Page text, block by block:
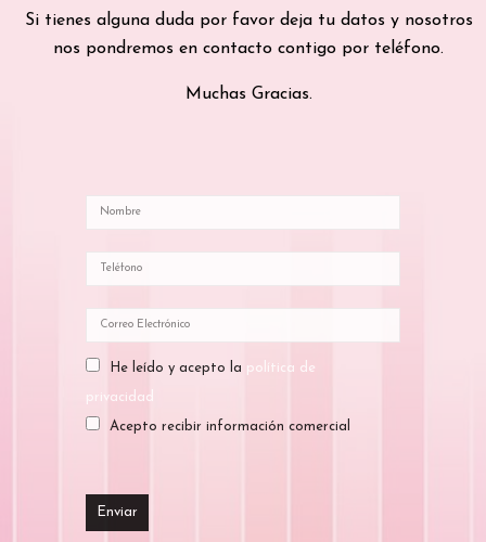
Si tienes alguna duda por favor deja tu datos y nosotros
nos pondremos en contacto contigo por teléfono.
Muchas Gracias.
He leído y acepto la política de
privacidad
Acepto recibir información comercial